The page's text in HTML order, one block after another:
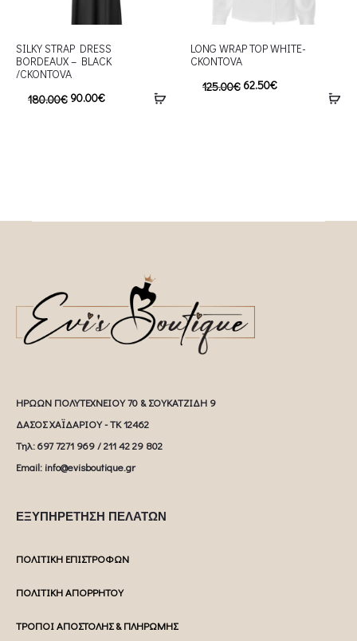
SILKY STRAP DRESS
BORDEAUX – BLACK
/CKONTOVA
180.00€ 90.00€
LONG WRAP TOP WHITE-
CKONTOVA
125.00€ 62.50€
ΗΡΩΩΝ ΠΟΛΥΤΕΧΝΕΙΟΥ 70 & ΣΟΥΚΑΤΖΙΔΗ 9
ΔΑΣΟΣ ΧΑΪΔΑΡΙΟΥ - ΤΚ 12462
Tηλ: 697 7271 969 / 211 42 29 802
Email: info@evisboutique.gr
ΕΞΥΠΗΡΕΤΗΣΗ ΠΕΛΑΤΩΝ
ΠΟΛΙΤΙΚΗ ΕΠΙΣΤΡΟΦΩΝ
ΠΟΛΙΤΙΚΗ ΑΠΟΡΡΗΤΟΥ
ΤΡΟΠΟΙ ΑΠΟΣΤΟΛΗΣ & ΠΛΗΡΩΜΗΣ